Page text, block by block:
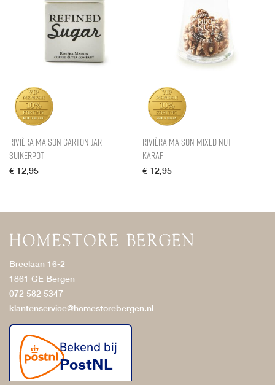
Rivièra Maison Carton Jar
Suikerpot
€ 12,95
Rivièra Maison Mixed Nut
Karaf
€ 12,95
Breelaan 16-2
1861 GE Bergen
072 582 5347
klantenservice@homestorebergen.nl